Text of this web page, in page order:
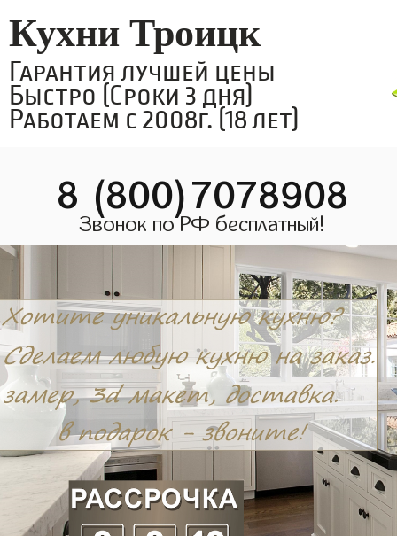
Кухни Троицк
Гарантия лучшей цены
Быстро (Сроки 3 дня)
Работаем с 2008г. (18 лет)
8 (800)7078908
Звонок по РФ бесплатный!